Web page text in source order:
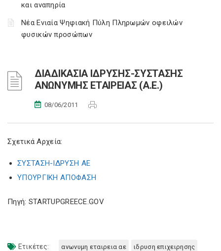
και αναπηρία
Νέα Ενιαία Ψηφιακή Πύλη Πληρωμών οφειλών
φυσικών προσώπων
ΔΙΑΔΙΚΑΣΙΑ IΔΡΥΣΗΣ-ΣΥΣΤΑΣΗΣ
ΑΝΩΝΥΜΗΣ ΕΤΑΙΡΕΙΑΣ (Α.Ε.)
08/06/2011
Σχετικά Αρχεία:
ΣΥΣΤΑΣΗ-ΙΔΡΥΣΗ ΑΕ
ΥΠΟΥΡΓΙΚΗ ΑΠΟΦΑΣΗ
Πηγή: STARTUPGREECE.GOV
Ετικέτες: ανωνυμη εταιρεια αε ιδρυση επιχειρησης